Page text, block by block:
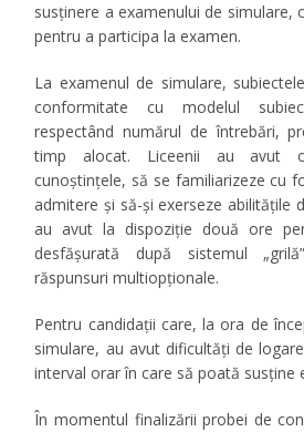
susținere a examenului de simulare,
pentru a participa la examen.
La examenul de simulare,
conformitate cu modelul
respectând numărul de întrebări,
timp alocat. Liceenii au avut
cunoștințele, să se familiarizeze cu
admitere și să-și exerseze abilitățile
au avut la dispoziţie două ore
desfăşurată după sistemul
răspunsuri multiopționale.
Pentru candidații care, la ora de
simulare, au avut dificultăți de
interval orar în care să poată susține
În momentul finalizării probei de